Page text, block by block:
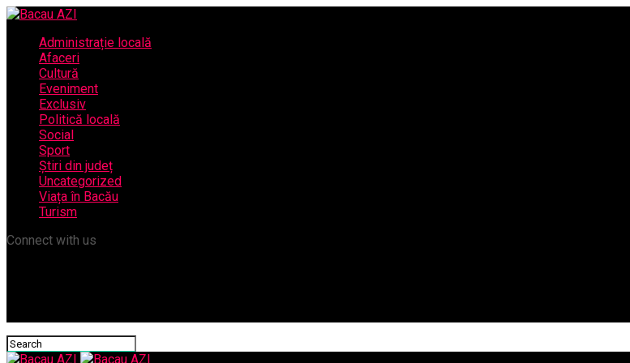
Administrație locală
Afaceri
Cultură
Eveniment
Exclusiv
Politică locală
Social
Sport
Știri din județ
Uncategorized
Viața în Bacău
Turism
Connect with us